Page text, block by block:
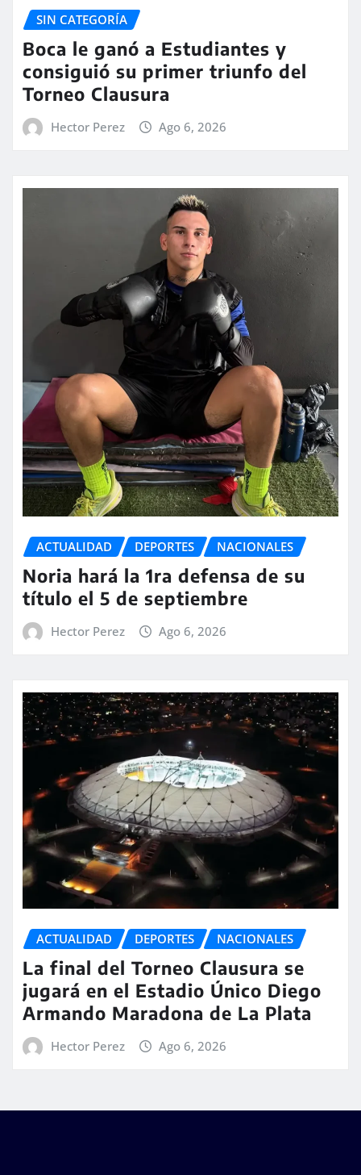
SIN CATEGORÍA
Boca le ganó a Estudiantes y
consiguió su primer triunfo del
Torneo Clausura
Hector Perez Ago 6, 2026
ACTUALIDAD DEPORTES NACIONALES
Noria hará la 1ra defensa de su
título el 5 de septiembre
Hector Perez Ago 6, 2026
ACTUALIDAD DEPORTES NACIONALES
La final del Torneo Clausura se
jugará en el Estadio Único Diego
Armando Maradona de La Plata
Hector Perez Ago 6, 2026